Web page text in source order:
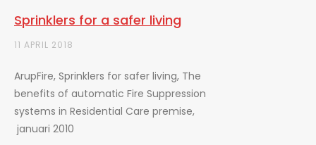
Sprinklers for a safer living
11 APRIL 2018
ArupFire, Sprinklers for safer living, The
benefits of automatic Fire Suppression
systems in Residential Care premise,
januari 2010